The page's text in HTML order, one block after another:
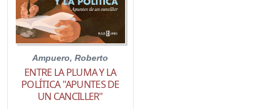
Ampuero, Roberto
ENTRE LA PLUMA Y LA
POLÍTICA "APUNTES DE
UN CANCILLER"